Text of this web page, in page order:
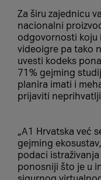
Za širu zajednicu
nacionalni
odgovornosti koju
videoigre pa tako
uvesti kodeks
71% gejming
planira imati i
prijaviti
„A1 Hrvatska već
gejming
podaci
ponosniji što je u